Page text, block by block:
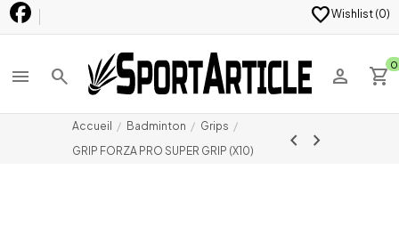
favoriteWishlist (0)
menu search person shopping_cart0
Accueil Badminton
Grips
GRIP FORZA PRO SUPER GRIP (X10)
chevron_left chevron_right